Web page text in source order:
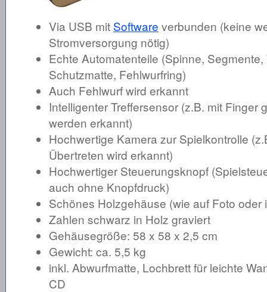
Via USB mit Software verbunden (keine
Stromversorgung nötig)
Echte Automatenteile (Spinne, Segmente,
Schutzmatte, Fehlwurfring)
Auch Fehlwurf wird erkannt
Intelligenter Treffersensor (z.B. mit Finger
werden erkannt)
Hochwertige Kamera zur Spielkontrolle
Übertreten wird erkannt)
Hochwertiger Steuerungsknopf
auch ohne Knopfdruck)
Schönes Holzgehäuse (wie auf Foto oder
Zahlen schwarz in Holz graviert
Gehäusegröße: 58 x 58 x 2,5 cm
Gewicht: ca. 5,5 kg
inkl. Abwurfmatte, Lochbrett für leichte
CD